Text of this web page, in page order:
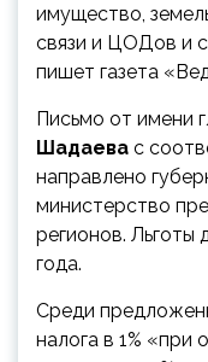
имущество,
связи и ЦОДов и
пишет газета
Письмо от имени
Шадаева с
направлено
министерство
регионов.
года.
Среди
налога в 1% «при